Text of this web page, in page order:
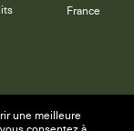
France
une meilleure